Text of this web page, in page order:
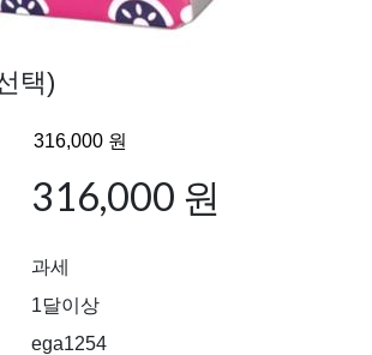
택)
316,000 원
과세
1달이상
ega1254